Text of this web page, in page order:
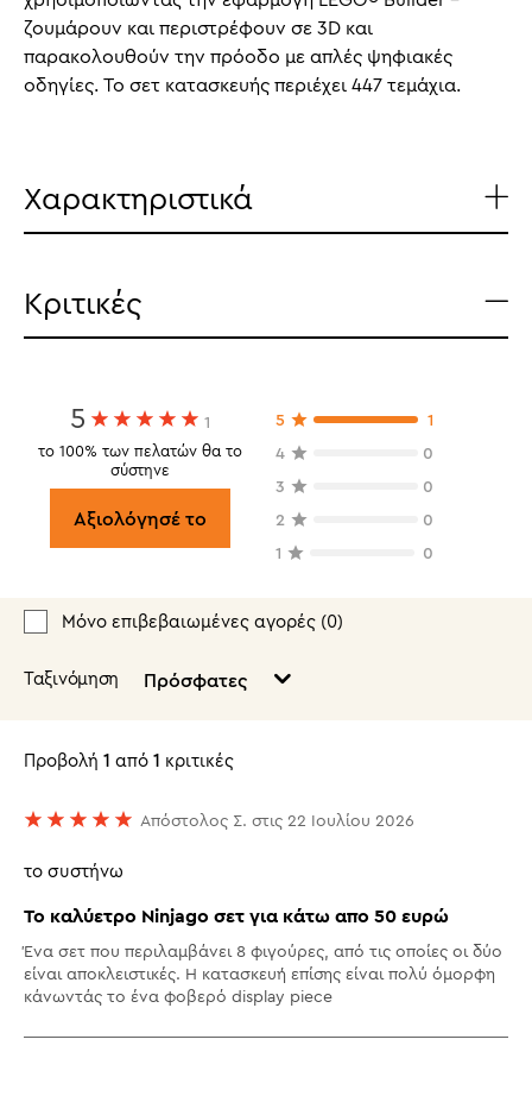
ζουμάρουν και περιστρέφουν σε 3D και
παρακολουθούν την πρόοδο με απλές ψηφιακές
οδηγίες. Το σετ κατασκευής περιέχει 447 τεμάχια.
Χαρακτηριστικά
Κριτικές
5 1
το 100% των πελατών θα το
σύστηνε
Αξιολόγησέ το
5
1
4
0
3
0
2
0
1
0
Μόνο επιβεβαιωμένες αγορές (0)
Ταξινόμηση Πρόσφατες
Προβολή 1 από 1 κριτικές
Απόστολος Σ. στις 22 Ιουλίου 2026
το συστήνω
Το καλύετρο Ninjago σετ για κάτω απο 50 ευρώ
Ένα σετ που περιλαμβάνει 8 φιγούρες, από τις οποίες οι δύο
είναι αποκλειστικές. Η κατασκευή επίσης είναι πολύ όμορφη
κάνωντάς το ένα φοβερό display piece